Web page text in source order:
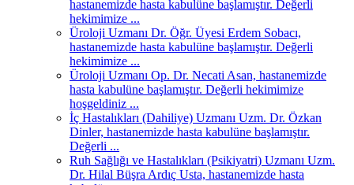
hastanemizde hasta kabulüne başlamıştır. Değerli
hekimimize ...
Üroloji Uzmanı Dr. Öğr. Üyesi Erdem Sobacı,
hastanemizde hasta kabulüne başlamıştır. Değerli
hekimimize ...
Üroloji Uzmanı Op. Dr. Necati Asan, hastanemizde
hasta kabulüne başlamıştır. Değerli hekimimize
hoşgeldiniz ...
İç Hastalıkları (Dahiliye) Uzmanı Uzm. Dr. Özkan
Dinler, hastanemizde hasta kabulüne başlamıştır.
Değerli ...
Ruh Sağlığı ve Hastalıkları (Psikiyatri) Uzmanı Uzm.
Dr. Hilal Büşra Ardıç Usta, hastanemizde hasta